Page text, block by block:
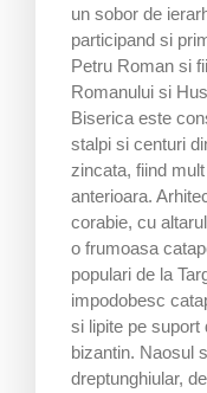
un sobor de
participand si
Petru Roman si
Romanului si
Biserica este
stalpi si centuri
zincata, fiind
anterioara.
corabie, cu
o frumoasa
populari de la
impodobesc
si lipite pe suport
bizantin. Naosul
dreptunghiular,